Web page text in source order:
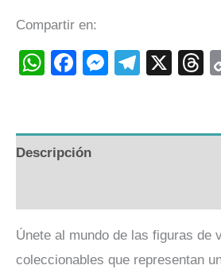
Compartir en:
WhatsApp
Facebook
X
Descripción
Únete al mundo de las figuras de
coleccionables que representan